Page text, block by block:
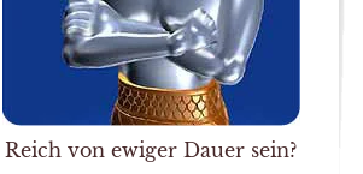
von ewiger Dauer sein?